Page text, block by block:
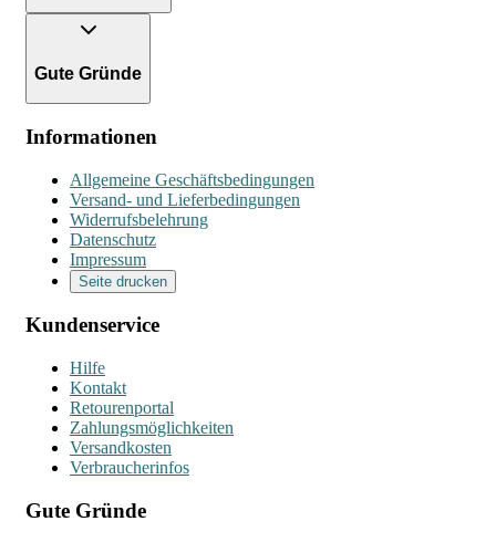
Gute Gründe
Informationen
Allgemeine Geschäftsbedingungen
Versand- und Lieferbedingungen
Widerrufsbelehrung
Datenschutz
Impressum
Seite drucken
Kundenservice
Hilfe
Kontakt
Retourenportal
Zahlungsmöglichkeiten
Versandkosten
Verbraucherinfos
Gute Gründe